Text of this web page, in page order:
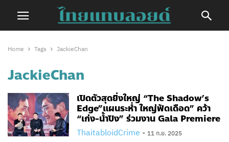
Home Tags JackieChan
JackieChan
เปิดตัวสุดยิ่งใหญ่ “The Shadow’s
Edge”แผนระห่ำ ใหญ่ฟัดเดือด” คว้า
“เก่ง-น้ำปิง” ร่วมงาน Gala Premiere
ThaitabloidCrime - 11 ก.ย. 2025